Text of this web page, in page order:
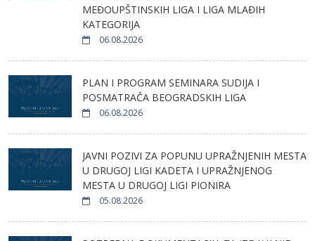
MEĐOUPŠTINSKIH LIGA I LIGA MLAĐIH
KATEGORIJA
06.08.2026
PLAN I PROGRAM SEMINARA SUDIJA I
POSMATRAČA BEOGRADSKIH LIGA
06.08.2026
JAVNI POZIVI ZA POPUNU UPRAŽNJENIH MESTA
U DRUGOJ LIGI KADETA I UPRAŽNJENOG
MESTA U DRUGOJ LIGI PIONIRA
05.08.2026